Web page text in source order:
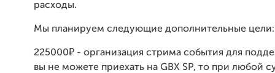
расходы.
Мы планируем следующие дополнительные цели:
225000₽ - организация стрима события для
вы не можете приехать на GBX SP, то при любой